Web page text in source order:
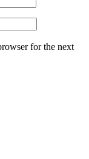
for the next